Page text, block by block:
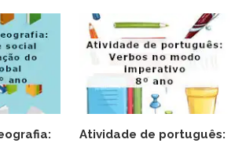
Atividade de português: